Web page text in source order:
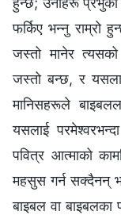
फर्किए भन्नु राम्रो
जस्तो मानेर
जस्तो बन्छ, र
मानिसहरूले
यसलाई
पवित्र आत्माको
महसुस गर्न सक्दैनन्
बाइबल वा बाइबलका